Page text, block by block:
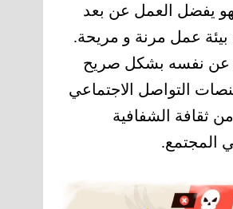
فهو يفضل العمل عن بعد
بيئة عمل مرنة و مريحة.
يعبر جيل z عن نفسه بشكل صريح
التواصل الاجتماعي
ثقافة الشفافية
المجتمع.